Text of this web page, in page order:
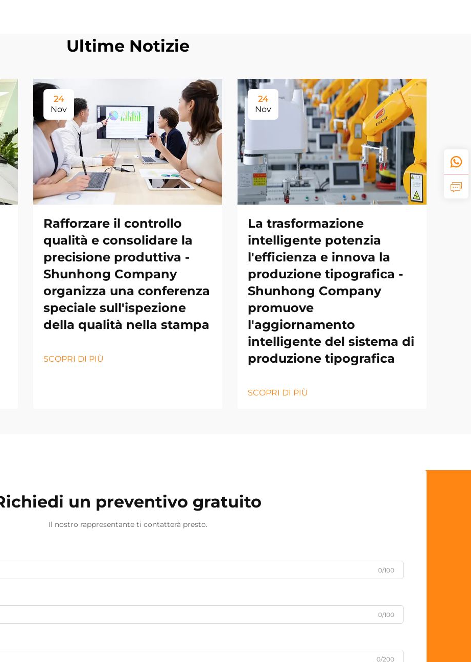
Ultime Notizie
24
Nov
Rafforzare il controllo
qualità e consolidare la
precisione produttiva -
Shunhong Company
organizza una conferenza
speciale sull'ispezione
della qualità nella stampa
SCOPRI DI PIÙ
24
Nov
La trasformazione
intelligente potenzia
l'efficienza e innova la
produzione tipografica -
Shunhong Company
promuove
l'aggiornamento
intelligente del sistema di
produzione tipografica
SCOPRI DI PIÙ
un preventivo gratuito
Il nostro rappresentante ti contatterà presto.
0/100
0/100
0/200